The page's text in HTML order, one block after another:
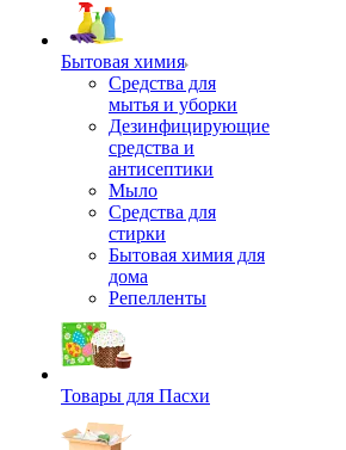
Бытовая химия
Средства для
мытья и уборки
Дезинфицирующие
средства и
антисептики
Мыло
Средства для
стирки
Бытовая химия для
дома
Репелленты
Товары для Пасхи